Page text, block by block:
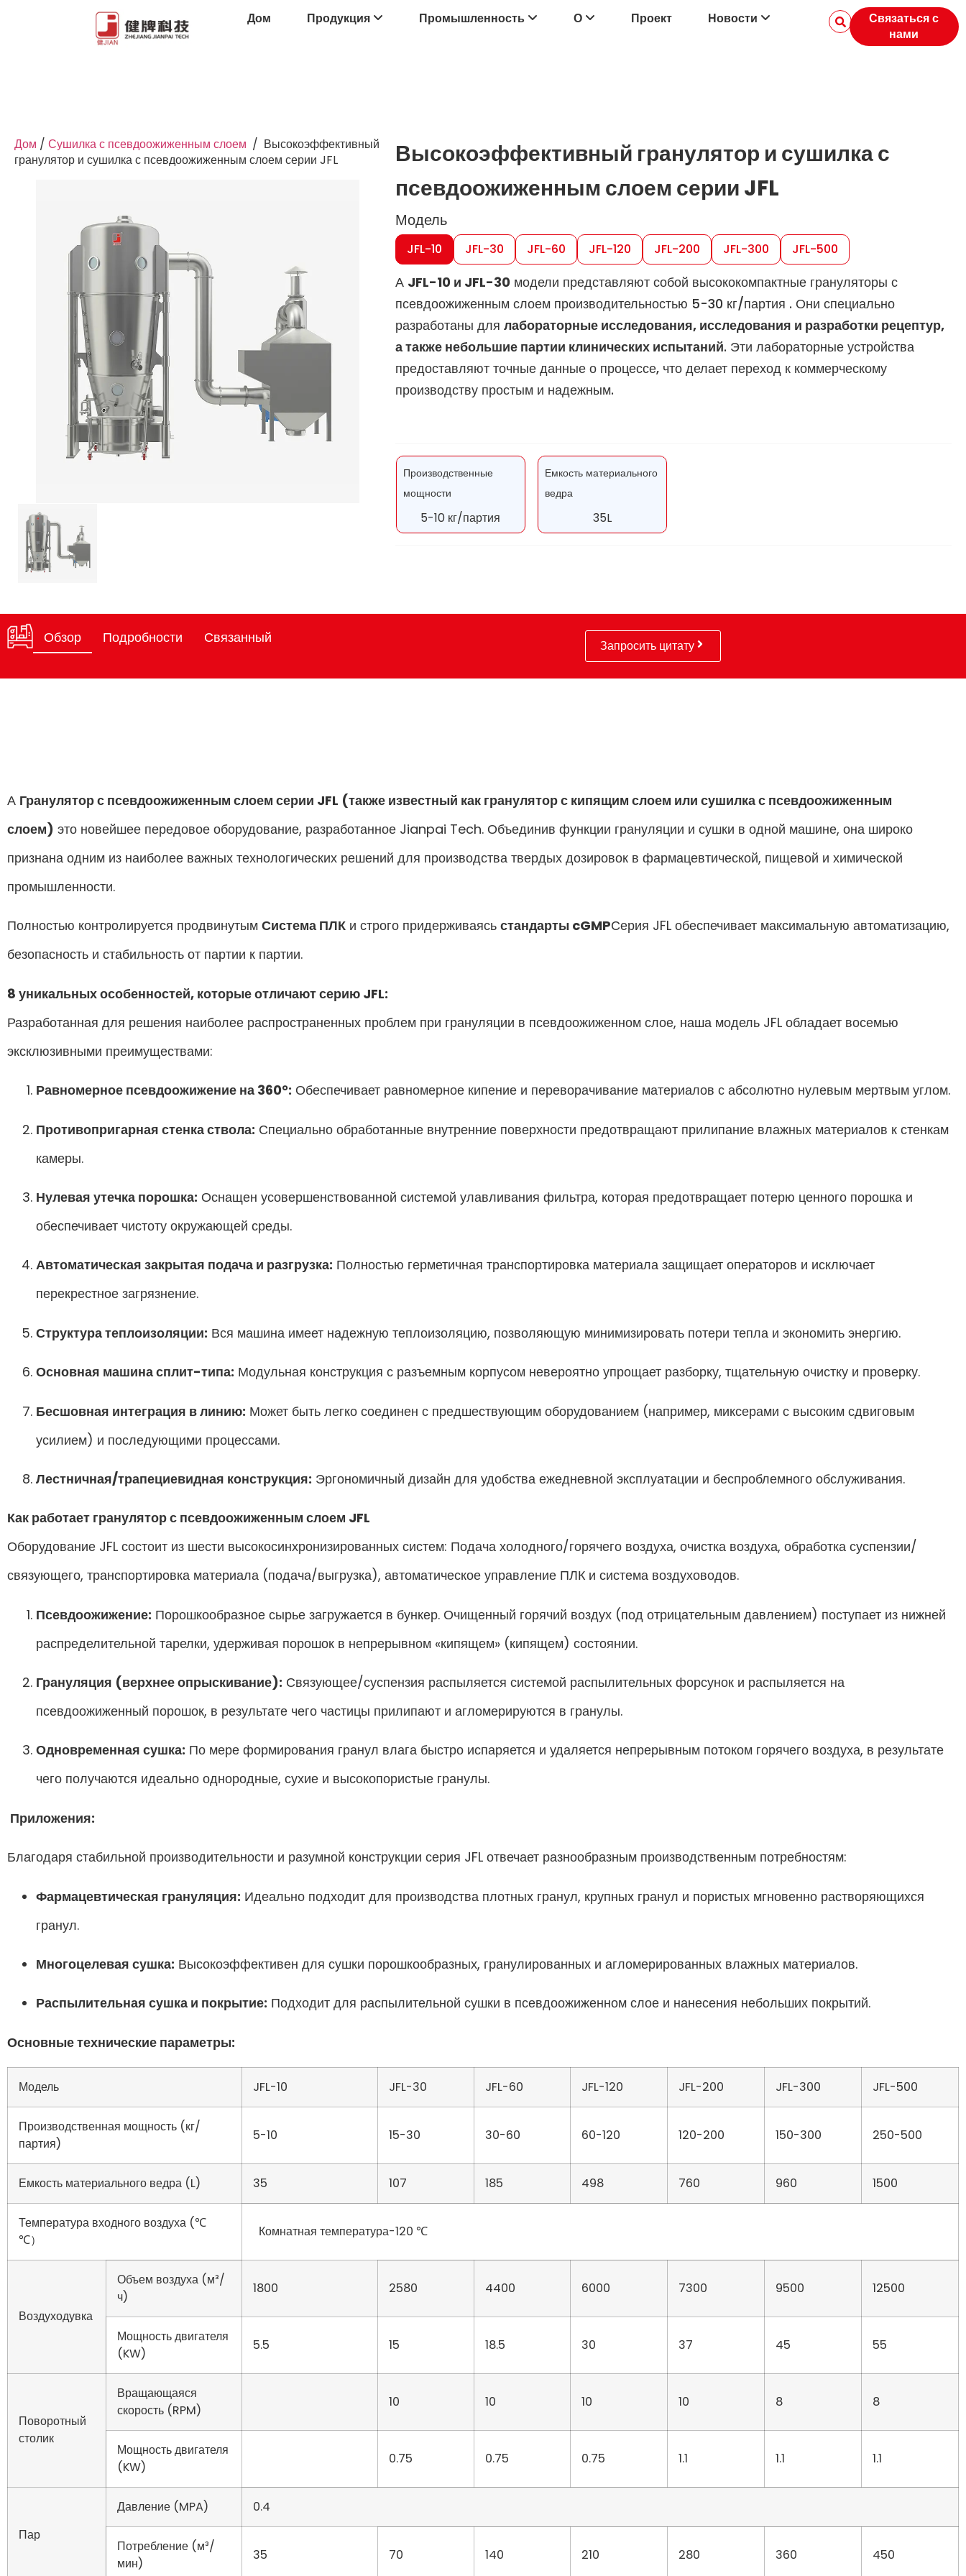
Дом Продукция Промышленность О Проект Новости
Связаться с
нами
Дом / Сушилка с псевдоожиженным слоем / Высокоэффективный
гранулятор и сушилка с псевдоожиженным слоем серии JFL
Высокоэффективный гранулятор и сушилка с
псевдоожиженным слоем серии JFL
Модель
JFL-10 JFL-30 JFL-60 JFL-120 JFL-200 JFL-300 JFL-500
А JFL-10 и JFL-30 модели представляют собой высококомпактные грануляторы с
псевдоожиженным слоем производительностью 5-30 кг/партия . Они специально
разработаны для лабораторные исследования, исследования и разработки рецептур,
а также небольшие партии клинических испытаний. Эти лабораторные устройства
предоставляют точные данные о процессе, что делает переход к коммерческому
производству простым и надежным.
Производственные
мощности
5-10 кг/партия
Емкость материального
ведра
35L
Обзор Подробности Связанный Запросить цитату
А Гранулятор с псевдоожиженным слоем серии JFL (также известный как гранулятор с кипящим слоем или сушилка с псевдоожиженным
слоем) это новейшее передовое оборудование, разработанное Jianpai Tech. Объединив функции грануляции и сушки в одной машине, она широко
признана одним из наиболее важных технологических решений для производства твердых дозировок в фармацевтической, пищевой и химической
промышленности.
Полностью контролируется продвинутым Система ПЛК и строго придерживаясь стандарты cGMPСерия JFL обеспечивает максимальную автоматизацию,
безопасность и стабильность от партии к партии.
8 уникальных особенностей, которые отличают серию JFL:
Разработанная для решения наиболее распространенных проблем при грануляции в псевдоожиженном слое, наша модель JFL обладает восемью
эксклюзивными преимуществами:
Равномерное псевдоожижение на 360°: Обеспечивает равномерное кипение и переворачивание материалов с абсолютно нулевым мертвым углом.
Противопригарная стенка ствола: Специально обработанные внутренние поверхности предотвращают прилипание влажных материалов к стенкам
камеры.
Нулевая утечка порошка: Оснащен усовершенствованной системой улавливания фильтра, которая предотвращает потерю ценного порошка и
обеспечивает чистоту окружающей среды.
Автоматическая закрытая подача и разгрузка: Полностью герметичная транспортировка материала защищает операторов и исключает
перекрестное загрязнение.
Структура теплоизоляции: Вся машина имеет надежную теплоизоляцию, позволяющую минимизировать потери тепла и экономить энергию.
Основная машина сплит-типа: Модульная конструкция с разъемным корпусом невероятно упрощает разборку, тщательную очистку и проверку.
Бесшовная интеграция в линию: Может быть легко соединен с предшествующим оборудованием (например, миксерами с высоким сдвиговым
усилием) и последующими процессами.
Лестничная/трапециевидная конструкция: Эргономичный дизайн для удобства ежедневной эксплуатации и беспроблемного обслуживания.
Как работает гранулятор с псевдоожиженным слоем JFL
Оборудование JFL состоит из шести высокосинхронизированных систем: Подача холодного/горячего воздуха, очистка воздуха, обработка суспензии/
связующего, транспортировка материала (подача/выгрузка), автоматическое управление ПЛК и система воздуховодов.
Псевдоожижение: Порошкообразное сырье загружается в бункер. Очищенный горячий воздух (под отрицательным давлением) поступает из нижней
распределительной тарелки, удерживая порошок в непрерывном «кипящем» (кипящем) состоянии.
Грануляция (верхнее опрыскивание): Связующее/суспензия распыляется системой распылительных форсунок и распыляется на
псевдоожиженный порошок, в результате чего частицы прилипают и агломерируются в гранулы.
Одновременная сушка: По мере формирования гранул влага быстро испаряется и удаляется непрерывным потоком горячего воздуха, в результате
чего получаются идеально однородные, сухие и высокопористые гранулы.
Приложения:
Благодаря стабильной производительности и разумной конструкции серия JFL отвечает разнообразным производственным потребностям:
Фармацевтическая грануляция: Идеально подходит для производства плотных гранул, крупных гранул и пористых мгновенно растворяющихся
гранул.
Многоцелевая сушка: Высокоэффективен для сушки порошкообразных, гранулированных и агломерированных влажных материалов.
Распылительная сушка и покрытие: Подходит для распылительной сушки в псевдоожиженном слое и нанесения небольших покрытий.
Основные технические параметры:
Модель JFL-10 JFL-30 JFL-60 JFL-120 JFL-200 JFL-300 JFL-500
Производственная мощность (кг/
партия)
5-10 15-30 30-60 60-120 120-200 150-300 250-500
Емкость материального ведра (L) 35 107 185 498 760 960 1500
Температура входного воздуха (℃
℃）
Комнатная температура-120 ℃
Воздуходувка
Объем воздуха (м³/
ч)
1800 2580 4400 6000 7300 9500 12500
Мощность двигателя
(KW)
5.5 15 18.5 30 37 45 55
Поворотный
столик
Вращающаяся
скорость (RPM)
10 10 10 10 8 8
Мощность двигателя
(KW)
0.75 0.75 0.75 1.1 1.1 1.1
Пар
Давление (MPA) 0.4
Потребление (м³/
мин)
35 70 140 210 280 360 450